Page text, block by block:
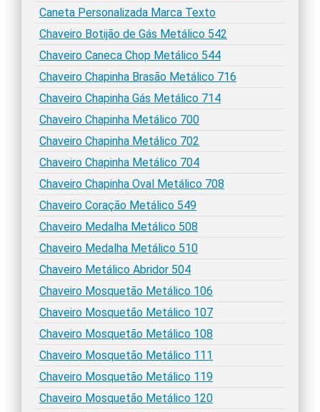
Caneta Personalizada Marca Texto
Chaveiro Botijão de Gás Metálico 542
Chaveiro Caneca Chop Metálico 544
Chaveiro Chapinha Brasão Metálico 716
Chaveiro Chapinha Gás Metálico 714
Chaveiro Chapinha Metálico 700
Chaveiro Chapinha Metálico 702
Chaveiro Chapinha Metálico 704
Chaveiro Chapinha Oval Metálico 708
Chaveiro Coração Metálico 549
Chaveiro Medalha Metálico 508
Chaveiro Medalha Metálico 510
Chaveiro Metálico Abridor 504
Chaveiro Mosquetão Metálico 106
Chaveiro Mosquetão Metálico 107
Chaveiro Mosquetão Metálico 108
Chaveiro Mosquetão Metálico 111
Chaveiro Mosquetão Metálico 119
Chaveiro Mosquetão Metálico 120